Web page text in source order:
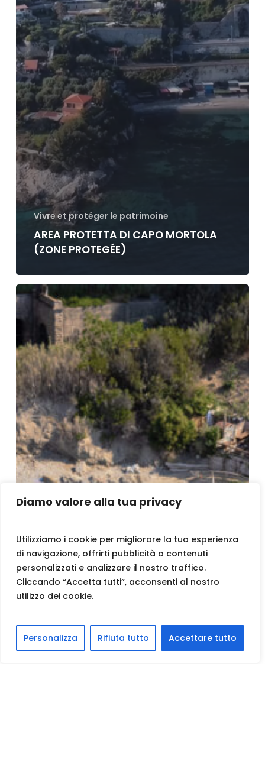
Diamo valore alla tua privacy
Utilizziamo i cookie per migliorare la tua esperienza
di navigazione, offrirti pubblicità o contenuti
personalizzati e analizzare il nostro traffico.
Cliccando “Accetta tutti”, acconsenti al nostro
utilizzo dei cookie.
Personalizza Rifiuta tutto Accettare tutto
Vivre et protéger le patrimoine
AREA PROTETTA DI CAPO MORTOLA
(ZONE PROTEGÉE)